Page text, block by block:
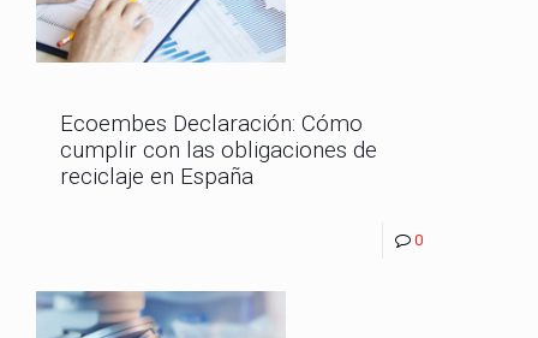
Ecoembes Declaración: Cómo
cumplir con las obligaciones de
reciclaje en España
0